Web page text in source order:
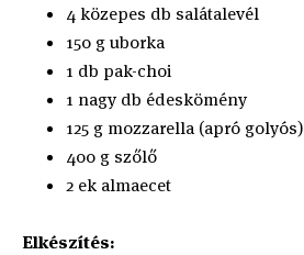
4 közepes db salátalevél
150 g uborka
1 db pak-choi
1 nagy db édeskömény
125 g mozzarella (apró golyós)
400 g szőlő
2 ek almaecet
Elkészítés: